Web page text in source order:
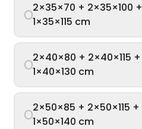
2×35×70 + 2×35×100 +
1×35×115 cm
2×40×80 + 2×40×115 +
1×40×130 cm
2×50×85 + 2×50×115 +
1×50×140 cm